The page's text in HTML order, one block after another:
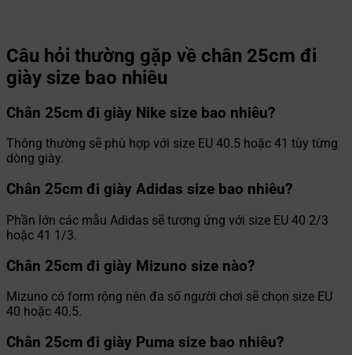
Câu hỏi thường gặp về chân 25cm đi
giày size bao nhiêu
Chân 25cm đi giày Nike size bao nhiêu?
Thông thường sẽ phù hợp với size EU 40.5 hoặc 41 tùy từng
dòng giày.
Chân 25cm đi giày Adidas size bao nhiêu?
Phần lớn các mẫu Adidas sẽ tương ứng với size EU 40 2/3
hoặc 41 1/3.
Chân 25cm đi giày Mizuno size nào?
Mizuno có form rộng nên đa số người chơi sẽ chọn size EU
40 hoặc 40.5.
Chân 25cm đi giày Puma size bao nhiêu?